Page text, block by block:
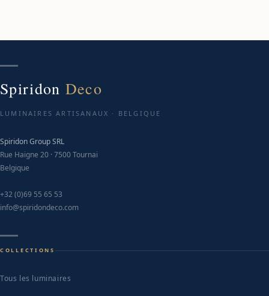
Spiridon Deco
LUMINAIRES ARTISANAUX · BELGIQUE
Spiridon Group SRL
Rue Haigne 20 · 7500 Tournai
Belgique
+32 (0)69 55 65 53
info@spiridondeco.com
COLLECTIONS
Tous les luminaires